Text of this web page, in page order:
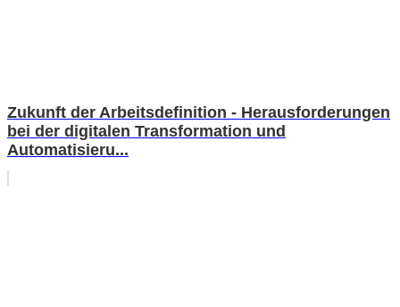
Zukunft der Arbeitsdefinition - Herausforderungen
bei der digitalen Transformation und
Automatisieru...